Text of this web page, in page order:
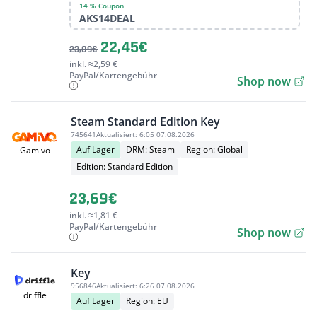
14 % Coupon
AKS14DEAL
23,09€ 22,45€
inkl. ≈2,59 €
PayPal/Kartengebühr
Shop now
Gamivo
Steam Standard Edition Key
745641Aktualisiert: 6:05 07.08.2026
Auf Lager DRM: Steam
Region: Global
Edition: Standard Edition
23,69€
inkl. ≈1,81 €
PayPal/Kartengebühr
Shop now
driffle
Key
956846Aktualisiert: 6:26 07.08.2026
Auf Lager Region: EU